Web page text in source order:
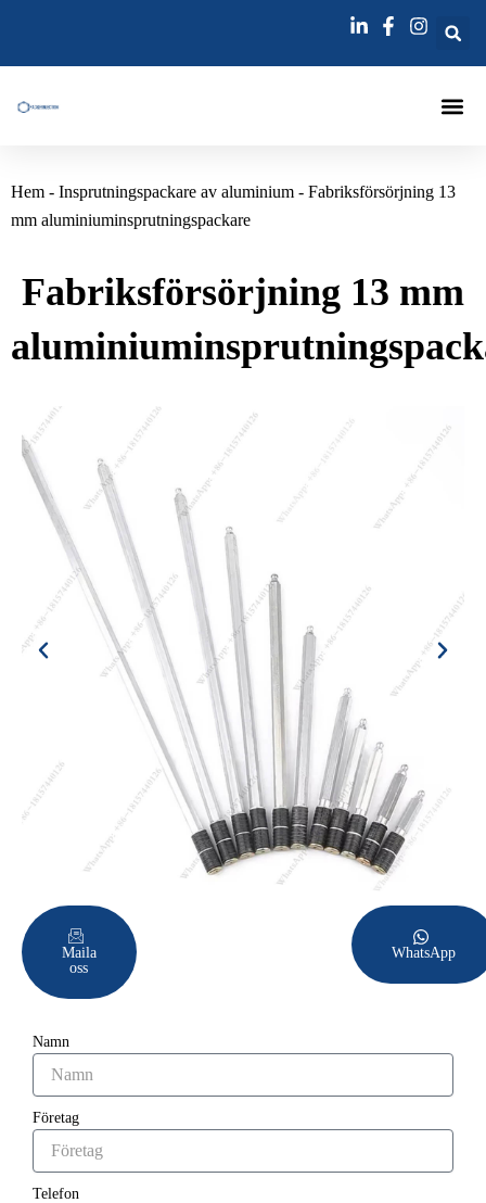
内
Hem - Insprutningspackare av aluminium - Fabriksförsörjning 13
mm aluminiuminsprutningspackare
Fabriksförsörjning 13 mm
Maila
oss
WhatsApp
Namn
Företag
Telefon